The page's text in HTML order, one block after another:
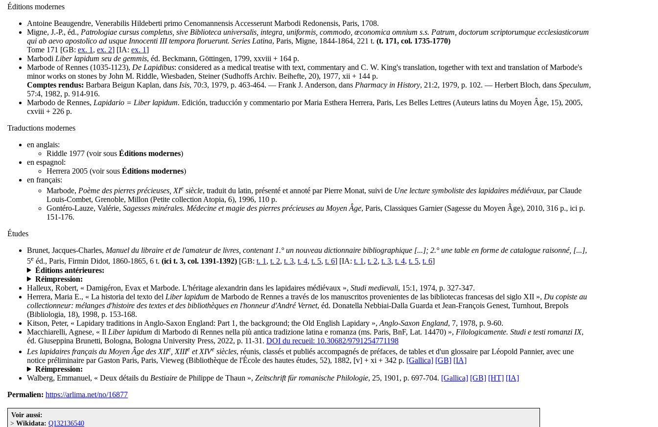
Éditions modernes
Antoine Beaugendre, Venerabilis Hildeberti primo Cenomannensis Accesserunt Marbodi Redonensis, Paris, 1708.
Migne, J.-P., éd., Patrologiae cursus completus, sive Biblioteca universalis, integra, uniformis, commodo, œconomica omnium s.s. Patrum, doctorum scriptorumque ecclesiasticorum
qui ab aevo apostolico ad usque Innocenti III tempora floruerunt. Series Latina, Paris, Migne, 1844-1864, 221 t. (t. 171, col. 1735-1770)
Tome 171 [GB: ex. 1 , ex. 2] [IA: ex. 1]
Marbodi Liber lapidum seu de gemmis, éd. Beckmann, Göttingen, 1799, xxviii + 164 p.
Marbode of Rennes (1035-1123), De Lapidibus: considered as a medical treatise with text, commentary and C. W. King's translation, together with text and translation of Marbode's
minor works on stones by John M. Riddle, Wiesbaden, Steiner (Sudhoffs Archiv. Beihefte, 20), 1977, xii + 144 p.
Comptes rendus: Barbara Beigun Kaplan, dans Isis, 70:3, 1979, p. 463-464. — Frank J. Anderson, dans Pharmacy in History, 21:2, 1979, p. 102. — Herbert Bloch, dans Speculum,
57:4, 1982, p. 914-916.
Marbodo de Rennes, Lapidario = Liber lapidum. Edición, traducción y commentario por Maria Esthera Herrera, Paris, Les Belles Lettres (Auteurs latins du Moyen Âge, 15), 2005,
cxviii + 226 p.
Traductions modernes
en anglais:
Riddle 1977 (voir sous Éditions modernes)
en espagnol:
Herrera 2005 (voir sous Éditions modernes)
en français:
Marbode, Poème des pierres précieuses, XIe siècle, traduit du latin, présenté et annoté par Pierre Monat, suivi de Une lecture symboliste des lapidaires médiévaux, par Claude
Louis-Combet, Grenoble, Millon (Petite collection Atopia, 6), 1996, 110 p.
Gontéro-Lauze, Valérie, Sagesses minérales. Médecine et magie des pierres précieuses au Moyen Âge, Paris, Classiques Garnier (Sagesse du Moyen Âge), 2010, 316 p., ici p.
151-176.
Études
Brunet, Jacques-Charles, Manuel du libraire et de l'amateur de livres, contenant 1.° un nouveau dictionnaire bibliographique [...]; 2.° une table en forme de catalogue raisonné, [...],
5e éd., Paris, Firmin Didot, 1860-1865, 6 t. (ici t. 3, col. 1391-1392) [GB: t. 1, t. 2, t. 3, t. 4, t. 5, t. 6] [IA: t. 1, t. 2, t. 3, t. 4, t. 5, t. 6]
Éditions antérieures:
Réimpression:
Halleux, Robert, « Damigéron, Evax et Marbode. L'héritage alexandrin dans les lapidaires médiévaux », Studi medievali, 15:1, 1974, p. 327-347.
Herrera, Maria E., « La historia del texto del Liber lapidum de Marbodo de Rennes a través de los manuscritos provenientes de las bibliotecas francesas del siglo XII », Du copiste au
collectionneur: mélanges d'histoire des textes et des bibliothèques en l'honneur d'André Vernet, éd. Donatella Nebbiai-Dalla Guarda et Jean-François Genest, Turnhout, Brepols
(Bibliologia, 18), 1998, p. 153-168.
Kitson, Peter, « Lapidary traditions in Anglo-Saxon England: Part 1, the background; the Old English Lapidary », Anglo-Saxon England, 7, 1978, p. 9-60.
Macchiarelli, Agnese, « Il Liber lapidum di Marbodo di Rennes nella più antica tradizione latina e romanza (ms. Paris, BnF, Lat. 14470) », Filologicamente. Studi e testi romanzi IX,
éd. Giuseppina Brunetti, Bologna, Bologna University Press, 2022, p. 11-31. DOI du recueil: 10.30682/9791254771198
Les lapidaires français du Moyen Âge des XIIe , XIIIe et XIVe siècles, réunis, classés et publiés accompagnés de préfaces, de tables et d'un glossaire par Léopold Pannier, avec une
notice préliminaire par Gaston Paris, Paris, Vieweg (Bibliothèque de l'École des hautes études, 52), 1882, [v] + xi + 342 p. [Gallica] [GB] [IA]
Réimpression:
Walberg, Emmanuel, « Deux détails du Bestiaire de Philippe de Thaun », Zeitschrift für romanische Philologie, 25, 1901, p. 697-704. [Gallica] [GB] [HT] [IA]
Permalien: https://arlima.net/no/16877
Voir aussi:
> Wikidata: Q132136540